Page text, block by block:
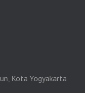
Kota Yogyakarta